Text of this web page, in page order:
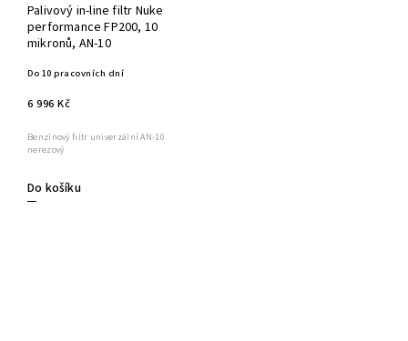
Palivový in-line filtr Nuke
performance FP200, 10
mikronů, AN-10
Do 10 pracovních dní
6 996 Kč
Do košíku
Benzínový filtr univerzální AN-10
nerezový